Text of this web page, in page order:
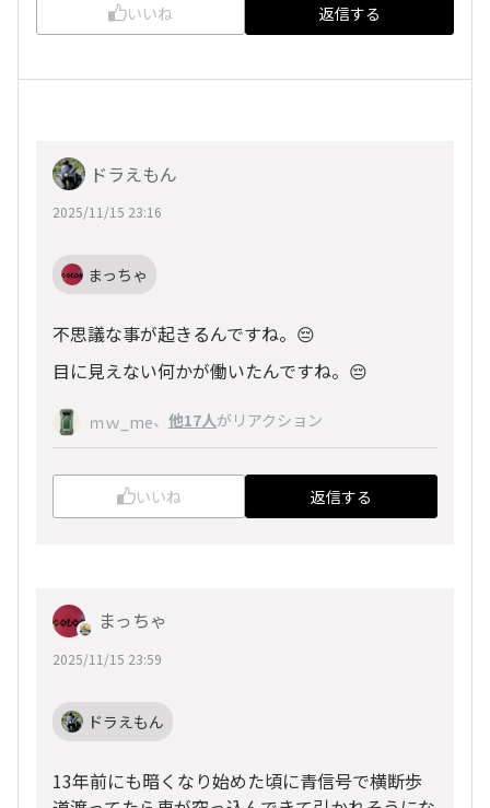
いいね 返信する
ドラえもん
2025/11/15 23:16
まっちゃ
不思議な事が起きるんですね。😔
目に見えない何かが働いたんですね。😔
ｍｗ_me、 他17人がリアクション
いいね 返信する
まっちゃ
2025/11/15 23:59
ドラえもん
13年前にも暗くなり始めた頃に青信号で横断歩